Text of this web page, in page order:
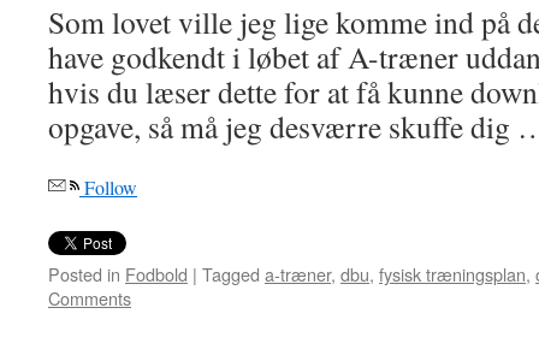
Som lovet ville jeg lige komme ind på
have godkendt i løbet af A-træner
hvis du læser dette for at få kunne
opgave, så må jeg desværre skuffe
Follow
Posted in Fodbold | Tagged a-træner, dbu, fysisk træningsplan,
Comments